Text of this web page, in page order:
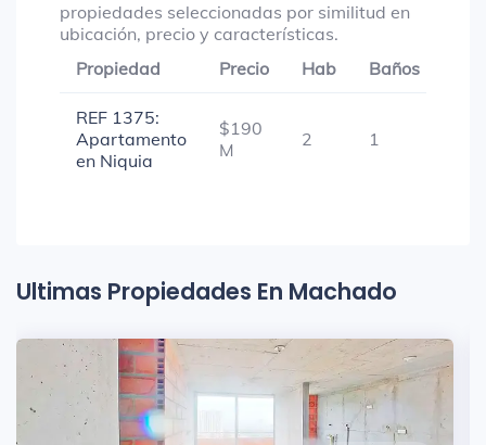
propiedades seleccionadas por similitud en
ubicación, precio y características.
Propiedad
Precio Hab Baños
REF 1375:
Apartamento
en Niquia
$190
M
2 1
Ultimas Propiedades En Machado